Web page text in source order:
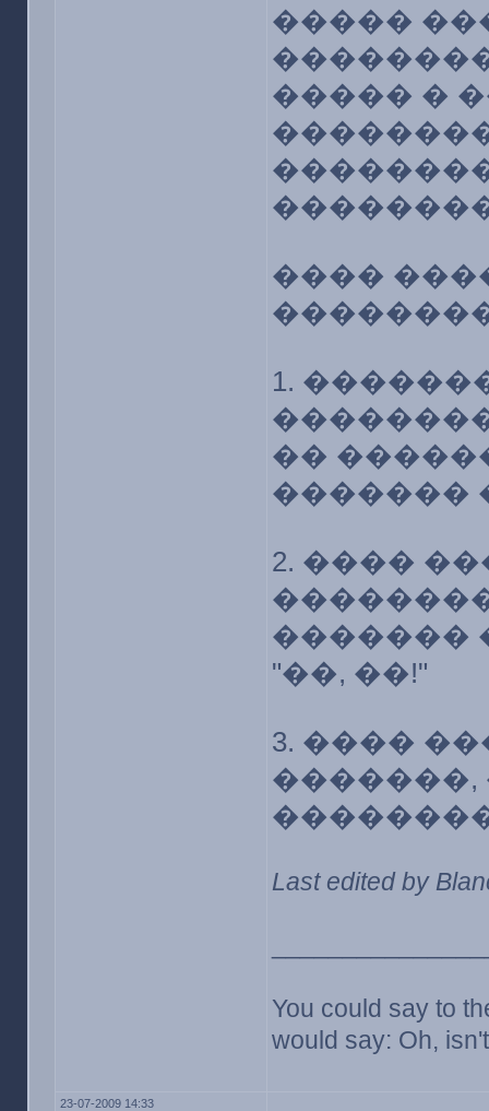
�����
����� �
����
1.
��
�������
2. ����
�������
"��, ��!"
3. ����
�������,
Last edited by
You could say to
would say: Oh,
23-07-2009 14:33